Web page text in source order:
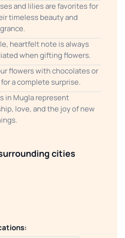
and lilies are favorites for
timeless beauty and
heartfelt note is always
when gifting flowers.
flowers with chocolates or
for a complete surprise.
in Mugla represent
love, and the joy of new
cities